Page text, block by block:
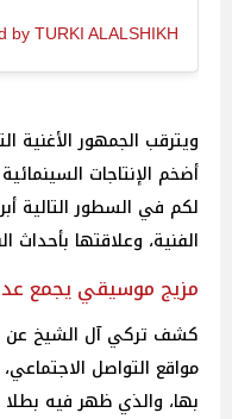
ويترقب الجمهور الأغنية
أضخم الإنتاجات
لكم في السطور التالية
الفنية، وعلاقتها بأحداث
مزيج موسيقي يجمع
كشف تركي آل الشيخ عن
مواقع التواصل
بها، والذي ظهر فيه بطلا